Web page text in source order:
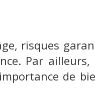
risques
Par
de